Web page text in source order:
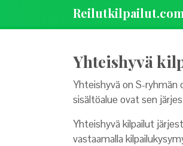
Reilutkilpailut.com
Yhteishyvä
Yhteishyvä on S-ryhmän
sisältöalue ovat sen
Yhteishyvä kilpailut
vastaamalla